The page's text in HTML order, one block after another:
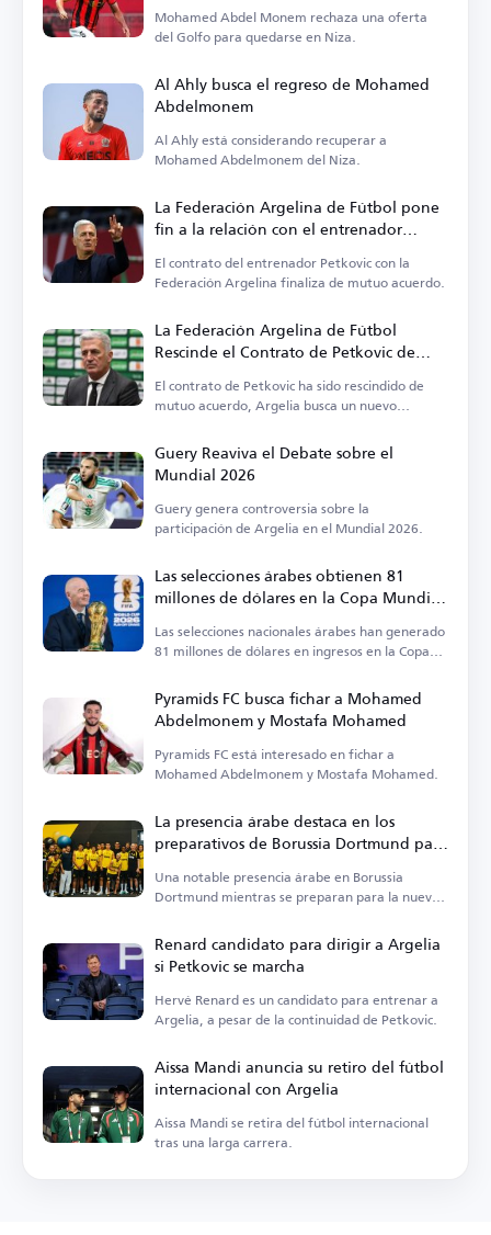
Mohamed Abdel Monem rechaza una oferta
del Golfo para quedarse en Niza.
Al Ahly busca el regreso de Mohamed
Abdelmonem
Al Ahly está considerando recuperar a
Mohamed Abdelmonem del Niza.
La Federación Argelina de Fútbol pone
fin a la relación con el entrenador
Petkovic
El contrato del entrenador Petkovic con la
Federación Argelina finaliza de mutuo acuerdo.
La Federación Argelina de Fútbol
Rescinde el Contrato de Petkovic de
Mutuo Acuerdo
El contrato de Petkovic ha sido rescindido de
mutuo acuerdo, Argelia busca un nuevo
Guery Reaviva el Debate sobre el
Mundial 2026
Guery genera controversia sobre la
participación de Argelia en el Mundial 2026.
Las selecciones árabes obtienen 81
millones de dólares en la Copa Mundial
Las selecciones nacionales árabes han generado
81 millones de dólares en ingresos en la Copa
Pyramids FC busca fichar a Mohamed
Abdelmonem y Mostafa Mohamed
Pyramids FC está interesado en fichar a
Mohamed Abdelmonem y Mostafa Mohamed.
La presencia árabe destaca en los
preparativos de Borussia Dortmund para
la nueva temporada
Una notable presencia árabe en Borussia
Dortmund mientras se preparan para la nueva
Renard candidato para dirigir a Argelia
si Petkovic se marcha
Hervé Renard es un candidato para entrenar a
Argelia, a pesar de la continuidad de Petkovic.
Aissa Mandi anuncia su retiro del fútbol
internacional con Argelia
Aissa Mandi se retira del fútbol internacional
tras una larga carrera.